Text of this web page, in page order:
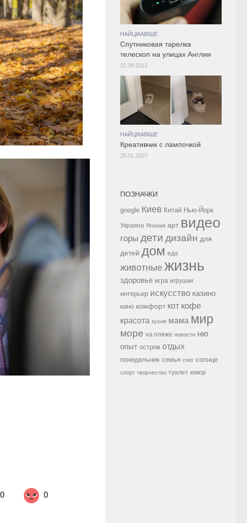
0 0
НАЙЦІКАВІШЕ
Спутниковая тарелка
телескоп на улицах Англии
22.08.2012
НАЙЦІКАВІШЕ
Креативчик с лампочкой
25.01.2007
ПОЗНАЧКИ
google Киев Китай Нью-Йорк
Украина Япония арт видео
горы дети дизайн для
детей дом еда
животные жизнь
здоровье игра игрушки
интерьер искусство казино
кино комфорт кот кофе
красота кухня мама мир
море на пляже новости ню
опыт остров отдых
понедельник семья снег солнце
спорт творчество туалет юмор